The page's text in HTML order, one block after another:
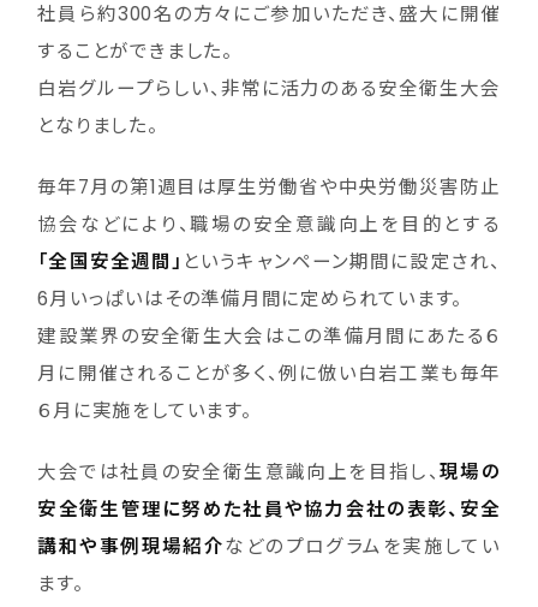
社員ら約300名の方々にご参加いただき、盛大に開催
することができました。
白岩グループらしい、非常に活力のある安全衛生大会
となりました。
毎年7月の第1週目は厚生労働省や中央労働災害防止
協会などにより、職場の安全意識向上を目的とする
「全国安全週間」 というキャンペーン期間に設定され、
6月いっぱいはその準備月間に定められています。
建設業界の安全衛生大会はこの準備月間にあたる６
月に開催されることが多く、例に倣い白岩工業も毎年
６月に実施をしています。
大会では社員の安全衛生意識向上を目指し、現場の
安全衛生管理に努めた社員や協力会社の表彰、安全
講和や事例現場紹介などのプログラムを実施してい
ます。